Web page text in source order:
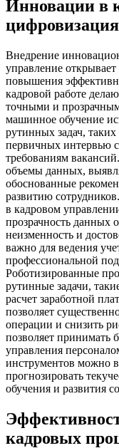
Инновации в
Внедрение
управление
повышения
кадровой работе
точными и
машинное обучение
рутинных задач,
первичных интервью
требованиям
объемы данных,
обоснованные
развитию
в кадровом
прозрачность данных
неизменность и
важно для ведения
профессиональной
Роботизированные
рутинные задачи,
расчет заработной
позволяет
операции и снизить
позволяет принимать
управления
инструментов можно
прогнозировать
обучения и развития
кадровых